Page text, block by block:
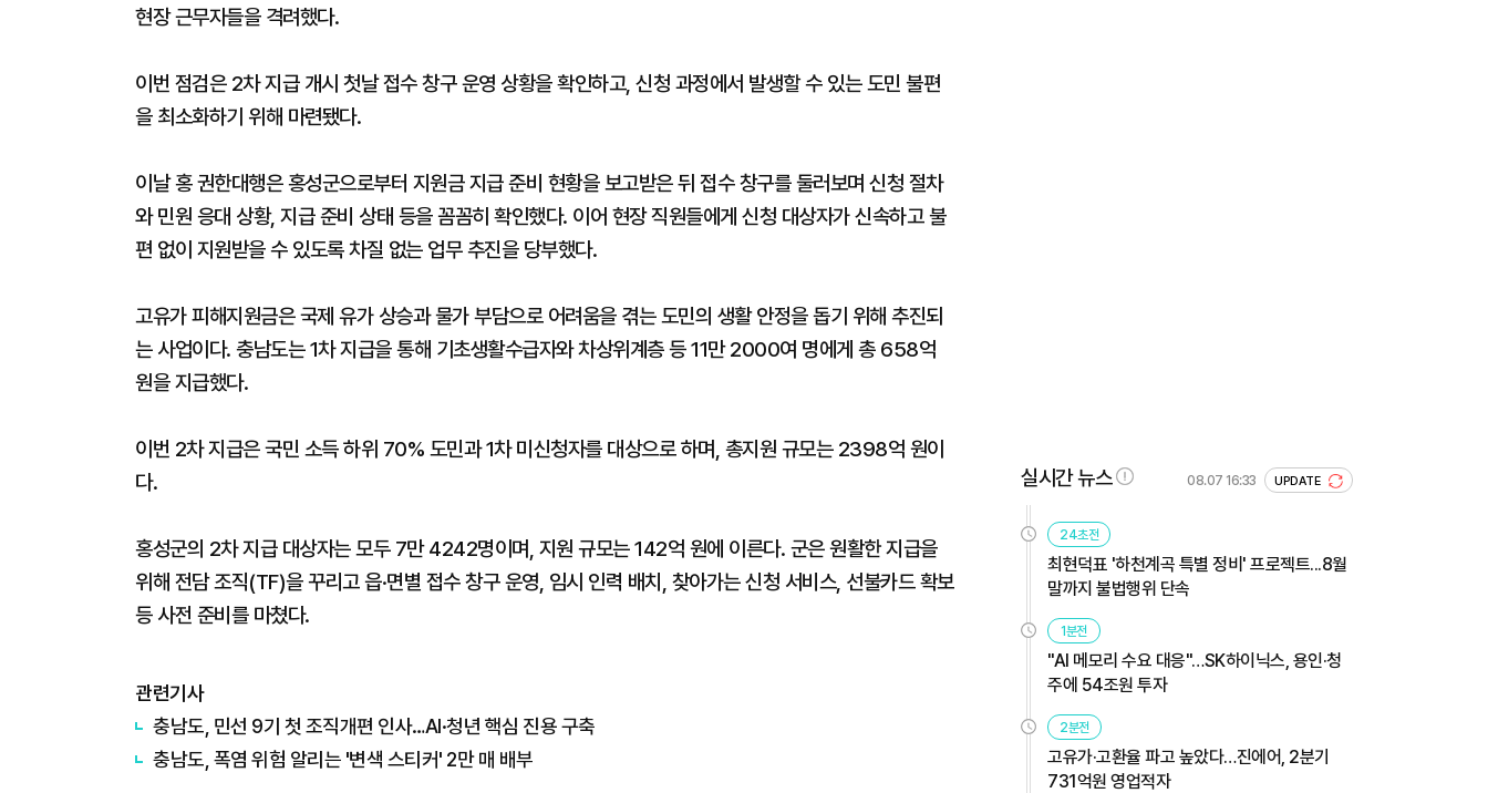
현장 근무자들을 격려했다.
이번 점검은 2차 지급 개시 첫날 접수 창구 운영 상황을 확인하고, 신청 과정에서 발생할 수 있는 도민 불편
을 최소화하기 위해 마련됐다.
이날 홍 권한대행은 홍성군으로부터 지원금 지급 준비 현황을 보고받은 뒤 접수 창구를 둘러보며 신청 절차
와 민원 응대 상황, 지급 준비 상태 등을 꼼꼼히 확인했다. 이어 현장 직원들에게 신청 대상자가 신속하고 불
편 없이 지원받을 수 있도록 차질 없는 업무 추진을 당부했다.
고유가 피해지원금은 국제 유가 상승과 물가 부담으로 어려움을 겪는 도민의 생활 안정을 돕기 위해 추진되
는 사업이다. 충남도는 1차 지급을 통해 기초생활수급자와 차상위계층 등 11만 2000여 명에게 총 658억
원을 지급했다.
이번 2차 지급은 국민 소득 하위 70% 도민과 1차 미신청자를 대상으로 하며, 총지원 규모는 2398억 원이
다.
홍성군의 2차 지급 대상자는 모두 7만 4242명이며, 지원 규모는 142억 원에 이른다. 군은 원활한 지급을
위해 전담 조직(TF)을 꾸리고 읍·면별 접수 창구 운영, 임시 인력 배치, 찾아가는 신청 서비스, 선불카드 확보
등 사전 준비를 마쳤다.
관련기사
충남도, 민선 9기 첫 조직개편 인사…AI·청년 핵심 진용 구축
충남도, 폭염 위험 알리는 '변색 스티커' 2만 매 배부
실시간 뉴스 08.07 16:33 UPDATE
24초전
최현덕표 '하천계곡 특별 정비' 프로젝트...8월
말까지 불법행위 단속
1분전
"AI 메모리 수요 대응"…SK하이닉스, 용인·청
주에 54조원 투자
2분전
고유가·고환율 파고 높았다…진에어, 2분기
731억원 영업적자